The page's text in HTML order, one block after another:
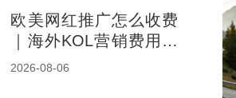
欧美网红推广怎么收费
｜海外KOL营销费用组
成及报价影响因素解析
2026-08-06